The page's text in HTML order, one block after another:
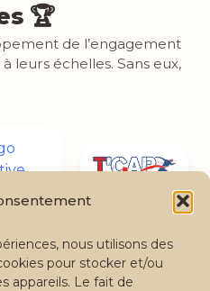
nous utilisons des
pour stocker et/ou
appareils. Le fait de
🏆
de l’engagement
leurs échelles. Sans eux,